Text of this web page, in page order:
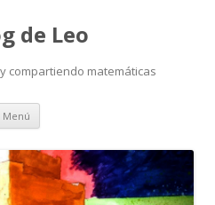
de Leo
compartiendo matemáticas
Menú Saltar
contenido